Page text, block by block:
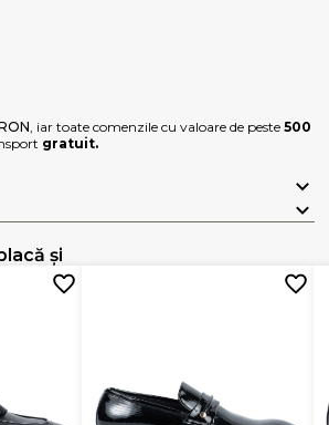
, iar toate comenzile cu valoare de peste500
gratuit.
și